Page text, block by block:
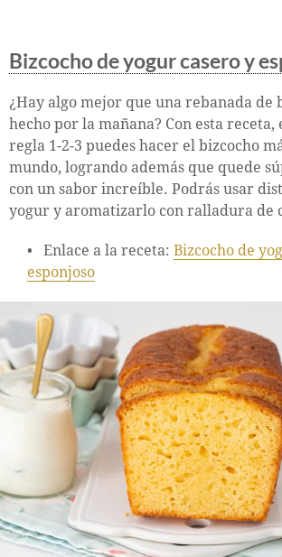
Bizcocho de yogur casero y
¿Hay algo mejor que una rebanada de
hecho por la mañana? Con esta receta,
regla 1-2-3 puedes hacer el bizcocho
mundo, logrando además que quede
con un sabor increíble. Podrás usar
yogur y aromatizarlo con ralladura de
Enlace a la receta: Bizcocho de
esponjoso